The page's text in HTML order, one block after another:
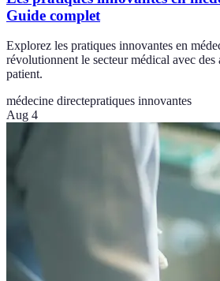
Guide complet
Explorez les pratiques innovantes en
révolutionnent le secteur médical avec des
patient.
médecine directepratiques innovantes
Aug 4